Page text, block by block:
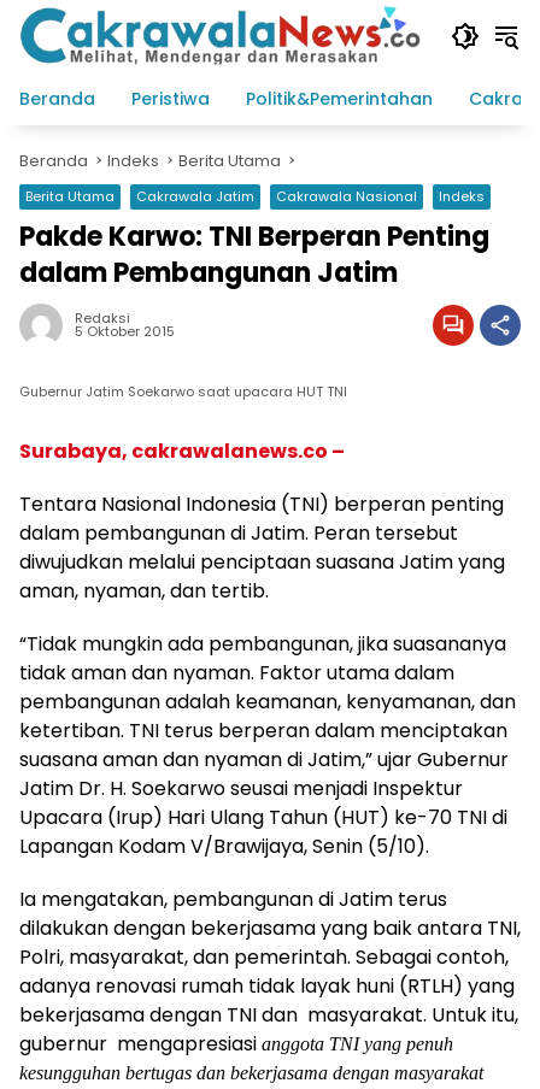
Langsung
konten
Beranda
Peristiwa Politik&Pemerintahan
Beranda Indeks Berita Utama
Berita Utama Cakrawala Jatim Cakrawala Nasional Indeks
Pakde Karwo: TNI Berperan Penting
dalam Pembangunan Jatim
Redaksi
5 Oktober 2015
Gubernur Jatim Soekarwo saat upacara HUT TNI
Surabaya, cakrawalanews.co –
Tentara Nasional Indonesia (TNI) berperan penting
dalam pembangunan di Jatim. Peran tersebut
diwujudkan melalui penciptaan suasana Jatim yang
aman, nyaman, dan tertib.
“Tidak mungkin ada pembangunan, jika suasananya
tidak aman dan nyaman. Faktor utama dalam
pembangunan adalah keamanan, kenyamanan, dan
ketertiban. TNI terus berperan dalam menciptakan
suasana aman dan nyaman di Jatim,” ujar Gubernur
Jatim Dr. H. Soekarwo seusai menjadi Inspektur
Upacara (Irup) Hari Ulang Tahun (HUT) ke-70 TNI di
Lapangan Kodam V/Brawijaya, Senin (5/10).
Ia mengatakan, pembangunan di Jatim terus
dilakukan dengan bekerjasama yang baik antara TNI,
Polri, masyarakat, dan pemerintah. Sebagai contoh,
adanya renovasi rumah tidak layak huni (RTLH) yang
bekerjasama dengan TNI dan masyarakat. Untuk itu,
gubernur mengapresiasi anggota TNI yang penuh
kesungguhan bertugas dan bekerjasama dengan masyarakat